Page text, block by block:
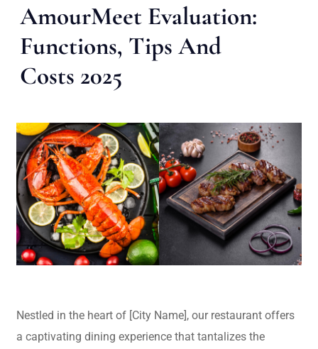
AmourMeet Evaluation:
Functions, Tips And
Costs 2025
Nestled in the heart of [City Name], our restaurant offers
a captivating dining experience that tantalizes the